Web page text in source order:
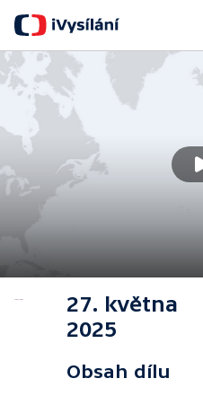
27. května
2025
Obsah dílu